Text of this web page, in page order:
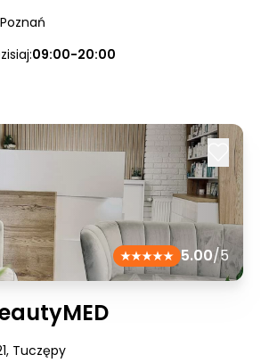
09:00-20:00
5.00/5
, Tuczępy